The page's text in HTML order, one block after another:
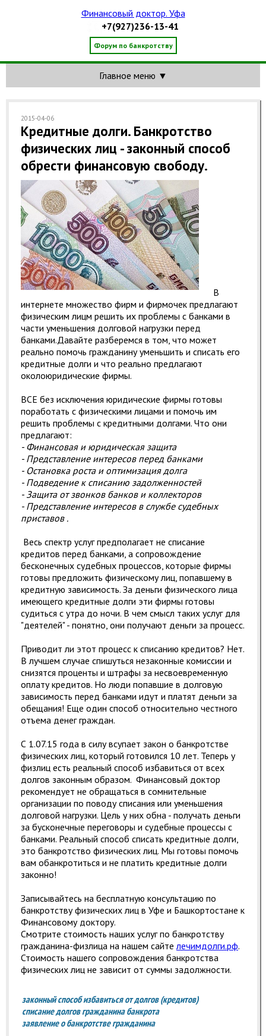
Финансовый доктор. Уфа
+7(927)236-13-41
Форум по банкротству
Главное меню ▼
2015-04-06
Кредитные долги. Банкротство
физических лиц - законный способ
обрести финансовую свободу.
В
интернете множество фирм и фирмочек предлагают
физическим лицм решить их проблемы с банками в
части уменьшения долговой нагрузки перед
банками.Давайте разберемся в том, что может
реально помочь гражданину уменьшить и списать его
кредитные долги и что реально предлагают
околоюридические фирмы.
ВСЕ без исключения юридические фирмы готовы
поработать с физическими лицами и помочь им
решить проблемы с кредитными долгами. Что они
предлагают:
- Финансовая и юридическая защита
- Представление интересов перед банками
- Остановка роста и оптимизация долга
- Подведение к списанию задолженностей
- Защита от звонков банков и коллекторов
- Представление интересов в службе судебных
приставов .
Весь спектр услуг предполагает не списание
кредитов перед банками, а сопровождение
бесконечных судебных процессов, которые фирмы
готовы предложить физическому лиц, попавшему в
кредитную зависимость. За деньги физического лица
имеющего кредитные долги эти фирмы готовы
судиться с утра до ночи. В чем смысл таких услуг для
"деятелей" - понятно, они получают деньги за процесс.
Приводит ли этот процесс к списанию кредитов? Нет.
В лучшем случае спишуться незаконные комиссии и
снизятся проценты и штрафы за несвоевременную
оплату кредитов. Но люди попавшие в долговую
зависимость перед банками идут и платят деньги за
обещания! Еще один способ относительно честного
отъема денег граждан.
С 1.07.15 года в силу всупает закон о банкротстве
физических лиц, который готовился 10 лет. Теперь у
физлиц есть реальный способ избавиться от всех
долгов законным образом. Финансовый доктор
рекомендует не обращаться в сомнительные
организации по поводу списания или уменьшения
долговой нагрузки. Цель у них обна - получать деньги
за бусконечные переговоры и судебные процессы с
банками. Реальный способ списать кредитные долги,
это банкротство физических лиц. Мы готовы помочь
вам обанкротиться и не платить кредитные долги
законно!
Записывайтесь на бесплатную консультацию по
банкротству физических лиц в Уфе и Башкортостане к
Финансовому доктору.
Смотрите стоимость наших услуг по банкротству
гражданина-физлица на нашем сайте лечимдолги.рф.
Стоимость нашего сопровождения банкротства
физических лиц не зависит от суммы задолжности.
законный способ избавиться от долгов (кредитов)
списание долгов гражданина банкрота
заявление о банкротстве гражданина